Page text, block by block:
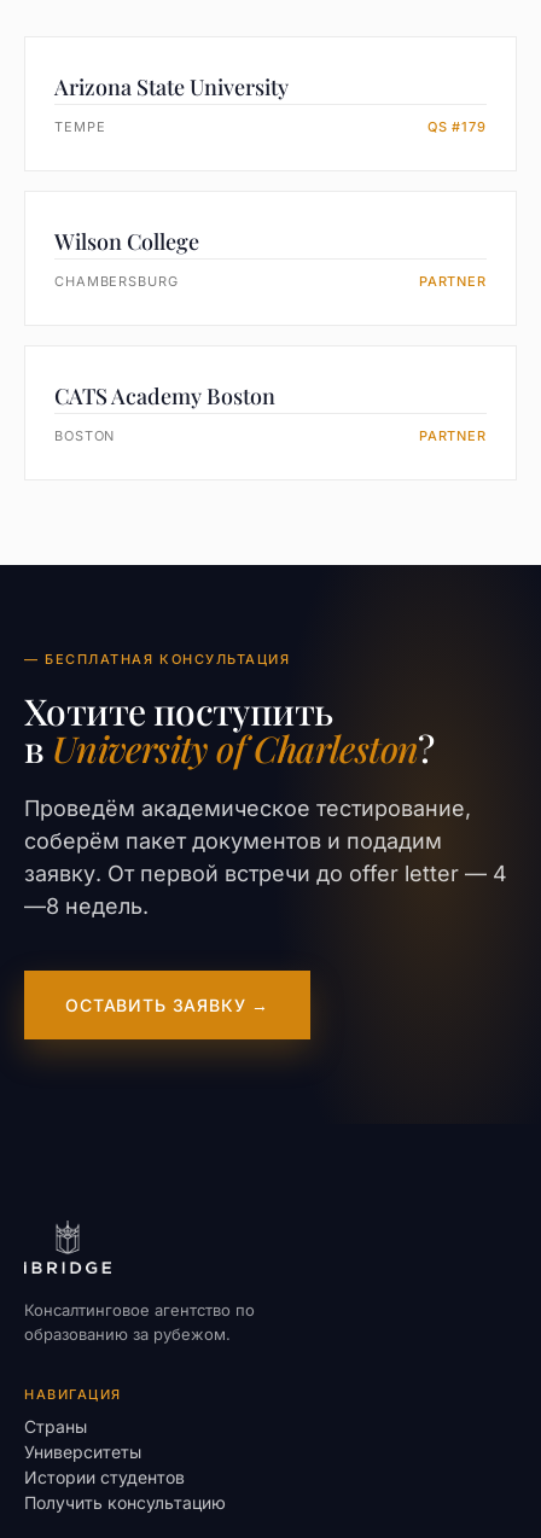
Arizona State University
TEMPE QS #179
Wilson College
CHAMBERSBURG PARTNER
CATS Academy Boston
BOSTON PARTNER
— БЕСПЛАТНАЯ КОНСУЛЬТАЦИЯ
Хотите поступить
в University of Charleston?
Проведём академическое тестирование,
соберём пакет документов и подадим
заявку. От первой встречи до offer letter — 4
—8 недель.
ОСТАВИТЬ ЗАЯВКУ →
Консалтинговое агентство по
образованию за рубежом.
НАВИГАЦИЯ
Страны
Университеты
Истории студентов
Получить консультацию